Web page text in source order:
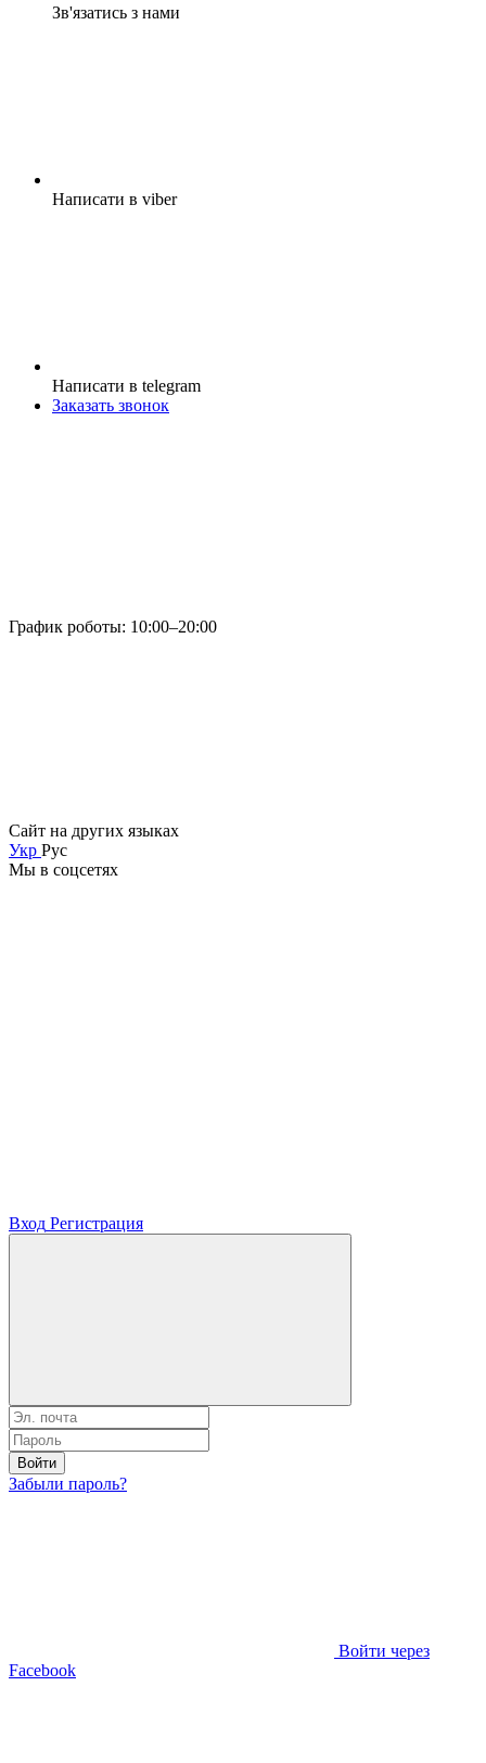
Зв'язатись з нами
Написати в viber
Написати в telegram
Заказать звонок
График роботы: 10:00–20:00
Сайт на других языках
Укр Рус
Мы в соцсетях
Вход Регистрация
Войти
Забыли пароль?
Войти через
Facebook